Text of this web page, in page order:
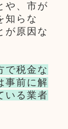
や、市が
知らな
が原因な
で税金な
事前に解
いる業者